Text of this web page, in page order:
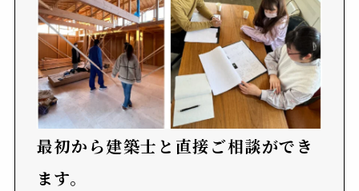
最初から建築士と直接ご相談ができ
ます。